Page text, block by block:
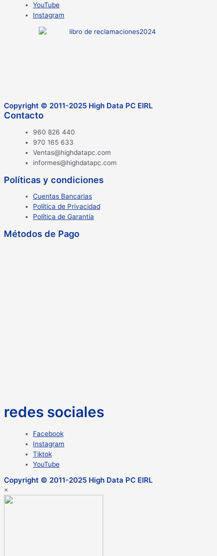
YouTube
Instagram
Copyright © 2011-2025 High Data PC EIRL
Contacto
960 826 440
970 165 633
Ventas@highdatapc.com
informes@highdatapc.com
Políticas y condiciones
Cuentas Bancarias
Política de Privacidad
Política de Garantía
Métodos de Pago
redes sociales
Facebook
Instagram
Tiktok
YouTube
Copyright © 2011-2025 High Data PC EIRL
×